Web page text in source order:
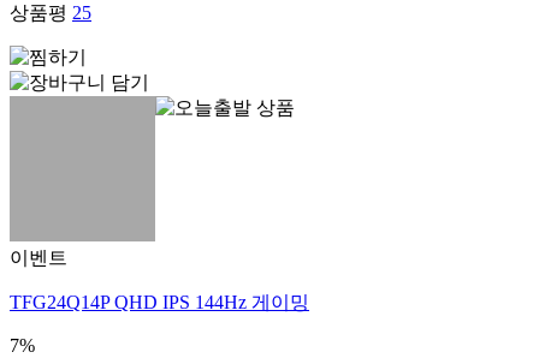
상품평 25
이벤트
TFG24Q14P QHD IPS 144Hz 게이밍
7%